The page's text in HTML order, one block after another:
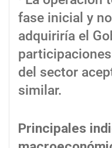
fase inicial y
adquiriría el
del sector
similar.
Principales